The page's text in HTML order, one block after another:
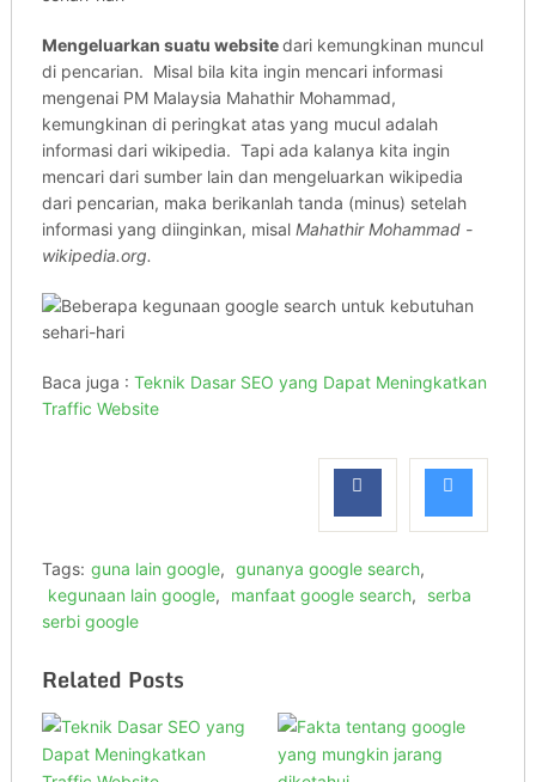
Mengeluarkan suatu websitedari kemungkinan muncul
di pencarian. Misal bila kita ingin mencari informasi
mengenai PM Malaysia Mahathir Mohammad,
kemungkinan di peringkat atas yang mucul adalah
informasi dari wikipedia. Tapi ada kalanya kita ingin
mencari dari sumber lain dan mengeluarkan wikipedia
dari pencarian, maka berikanlah tanda (minus) setelah
informasi yang diinginkan, misal Mahathir Mohammad -
wikipedia.org.
Baca juga : Teknik Dasar SEO yang Dapat Meningkatkan
Traffic Website
Tags: guna lain google, gunanya google search,
kegunaan lain google, manfaat google search,
serba
serbi google
Related Posts